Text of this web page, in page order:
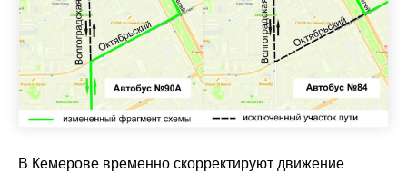
В Кемерове временно скорректируют движение